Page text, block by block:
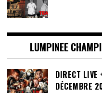
LUMPINEE
DIRECT LIVE
DÉCEMBRE